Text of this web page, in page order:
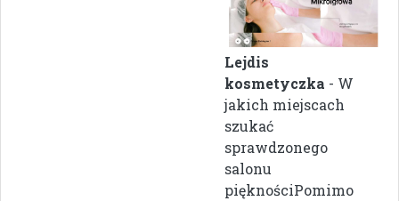
Lejdis
kosmetyczka - W
jakich miejscach
szukać
sprawdzonego
salonu
pięknościPomimo